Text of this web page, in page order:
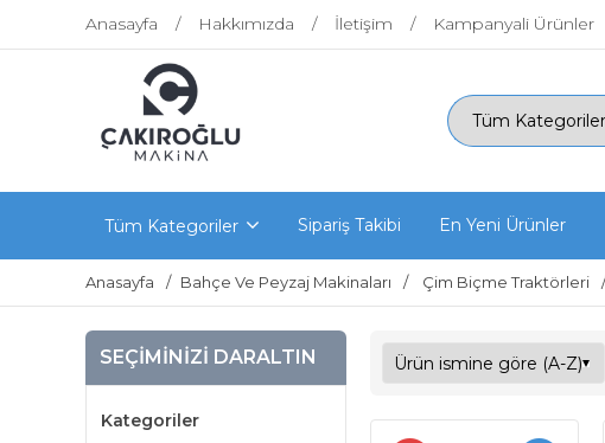
Anasayfa Hakkımızda İletişim Kampanyali Ürünler
Tüm Kategoriler Sipariş Takibi En Yeni Ürünler
Anasayfa Bahçe Ve Peyzaj Makinaları Çim Biçme Traktörleri
SEÇIMINIZI DARALTIN
Kategoriler